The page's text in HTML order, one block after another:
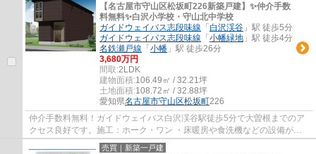
【名古屋市守山区松坂町226新築戸建】✨️仲介手数
料無料✨️白沢小学校・守山北中学校
ガイドウェイバス志段味線 「 白沢渓谷 」駅 徒歩5分
ガイドウェイバス志段味線 「 小幡緑地 」駅 徒歩4分
名鉄瀬戸線 「 小幡 」駅 徒歩26分
3,680万円
間取:2LDK
建物面積:106.49㎡ / 32.21坪
土地面積:108.72㎡ / 32.88坪
愛知県名古屋市守山区松坂町226
仲介手数料無料！ガイドウェイバス白沢渓谷駅徒歩5分で大曽根までのア
クセス良好です。施工：ホーク・ワン ・床暖房や食洗機などの設備が充
実しています ・小幡緑地公園などの公園も楽...
売買｜新築一戸建